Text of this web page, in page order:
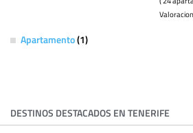
Valoracion
Apartamento(1)
DESTINOS DESTACADOS EN TENERIFE